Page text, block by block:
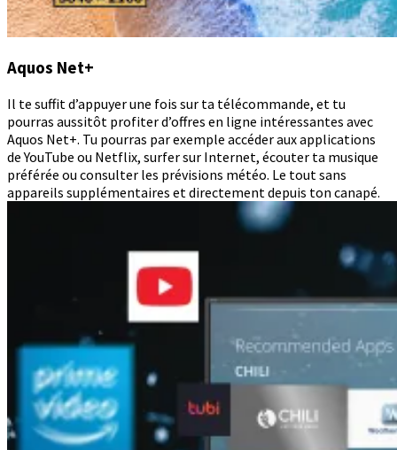
Aquos Net+
Il te suffit d’appuyer une fois sur ta télécommande, et tu
pourras aussitôt profiter d’offres en ligne intéressantes avec
Aquos Net+. Tu pourras par exemple accéder aux applications
de YouTube ou Netflix, surfer sur Internet, écouter ta musique
préférée ou consulter les prévisions météo. Le tout sans
appareils supplémentaires et directement depuis ton canapé.